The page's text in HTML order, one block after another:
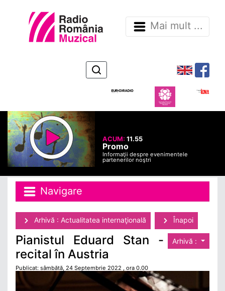
Mai mult ...
ACUM:11.55
Promo
Informaţii despre evenimentele
partenerilor noştri
Navigare
Arhivă : Actualitatea internaţională Înapoi
Arhivă :
Pianistul Eduard Stan -
recital în Austria
Publicat: sâmbătă, 24 Septembrie 2022 , ora 0.00